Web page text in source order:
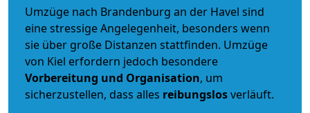
Umzüge nach Brandenburg an der Havel sind
eine stressige Angelegenheit, besonders wenn
sie über große Distanzen stattfinden. Umzüge
von Kiel erfordern jedoch besondere
Vorbereitung und Organisation, um
sicherzustellen, dass alles reibungslosverläuft.